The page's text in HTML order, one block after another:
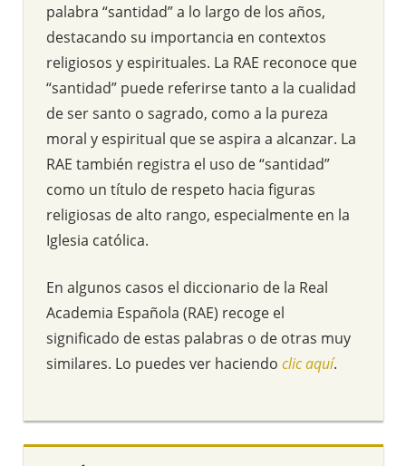
palabra “santidad” a lo largo de los años,
destacando su importancia en contextos
religiosos y espirituales. La RAE reconoce que
“santidad” puede referirse tanto a la cualidad
de ser santo o sagrado, como a la pureza
moral y espiritual que se aspira a alcanzar. La
RAE también registra el uso de “santidad”
como un título de respeto hacia figuras
religiosas de alto rango, especialmente en la
Iglesia católica.
En algunos casos el diccionario de la Real
Academia Española (RAE) recoge el
significado de estas palabras o de otras muy
similares. Lo puedes ver haciendo clic aquí.